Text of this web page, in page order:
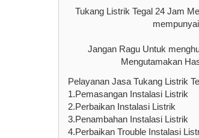
Tukang Listrik Tegal 24 Jam
Jangan Ragu Untuk
Mengutamakan
Pelayanan Jasa Tukang Listrik
1.Pemasangan Instalasi Listrik
2.Perbaikan Instalasi Listrik
3.Penambahan Instalasi Listrik
4.Perbaikan Trouble Instalasi